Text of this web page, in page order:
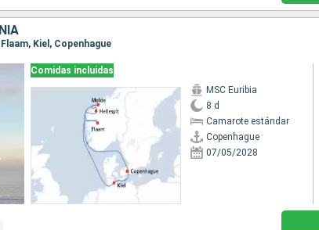
Kiel, Copenhague
Comidas incluidas
MSC Euribia
8 d
Camarote estándar
Copenhague
07/05/2028